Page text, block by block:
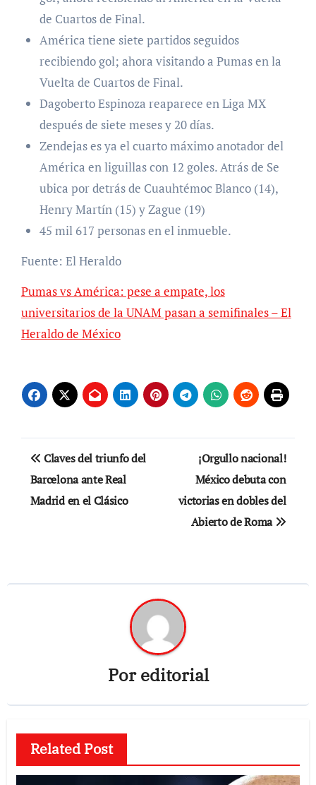
de Cuartos de Final.
América tiene siete partidos seguidos
recibiendo gol; ahora visitando a Pumas en la
Vuelta de Cuartos de Final.
Dagoberto Espinoza reaparece en Liga MX
después de siete meses y 20 días.
Zendejas es ya el cuarto máximo anotador del
América en liguillas con 12 goles. Atrás de Se
ubica por detrás de Cuauhtémoc Blanco (14),
Henry Martín (15) y Zague (19)
45 mil 617 personas en el inmueble.
Fuente: El Heraldo
Pumas vs América: pese a empate, los
universitarios de la UNAM pasan a semifinales – El
Heraldo de México
Navegación
de
entradas
Claves del triunfo del
Barcelona ante Real
Madrid en el Clásico
¡Orgullo nacional!
México debuta con
victorias en dobles del
Abierto de Roma
Poreditorial
Related Post